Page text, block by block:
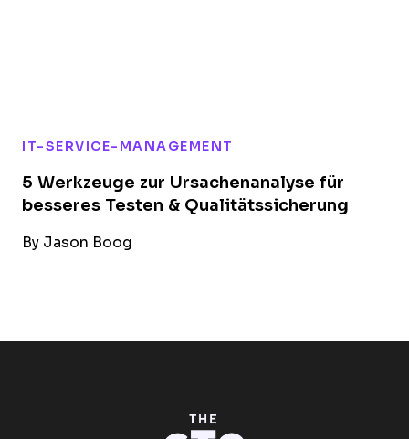
IT-SERVICE-MANAGEMENT
5 Werkzeuge zur Ursachenanalyse für
besseres Testen & Qualitätssicherung
By Jason Boog